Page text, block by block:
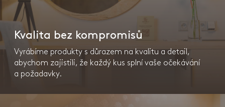
Kvalita bez kompromisů
Vyrábíme produkty s důrazem na kvalitu a detail,
abychom zajistili, že každý kus splní vaše očekávání
a požadavky.